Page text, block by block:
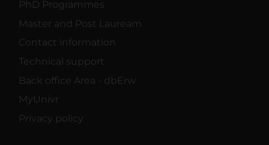
PhD Programmes
Master and Post Lauream
Contact information
Technical support
Back office Area - dbErw
MyUnivr
Privacy policy